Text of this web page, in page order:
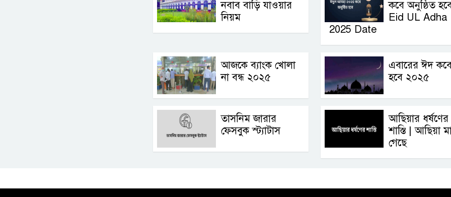
নবাব বাড়ি যাওয়ার
নিয়ম
কবে অনুষ্ঠিত
Eid UL Adha
2025 Date
আজকে ব্যাংক খোলা
না বন্ধ ২০২৫
এবারের ঈদ
হবে ২০২৫
তাসনিম জারার
ফেসবুক স্ট্যাটাস
আছিয়ার ধর্ষণের
শাস্তি | আছিয়া
গেছে